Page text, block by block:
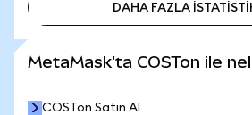
DAHA FAZLA
MetaMask'ta COSTon ile
COSTon Satın Al